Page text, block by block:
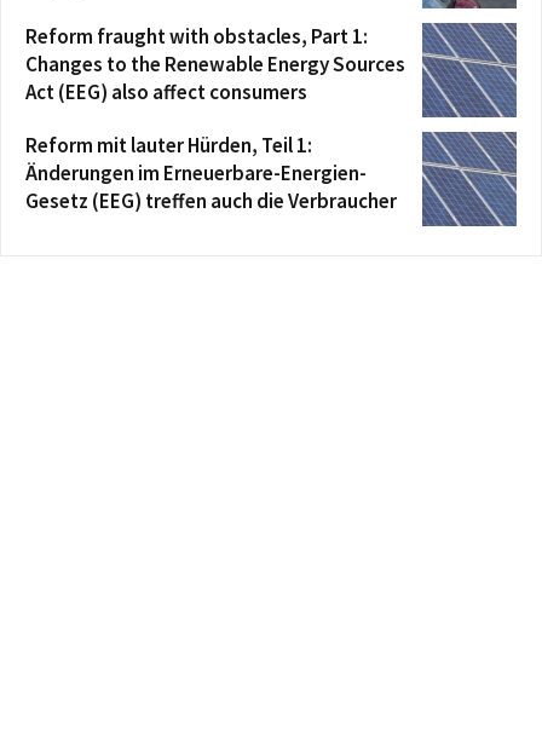
Reform fraught with obstacles, Part 1:
Changes to the Renewable Energy Sources
Act (EEG) also affect consumers
Reform mit lauter Hürden, Teil 1:
Änderungen im Erneuerbare-Energien-
Gesetz (EEG) treffen auch die Verbraucher